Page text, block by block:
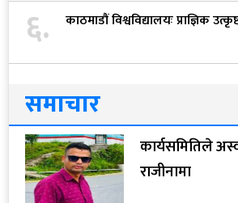
६. काठमाडौं विश्वविद्यालयः प्राज्ञिक
समाचार
कार्यसमितिले
राजीनामा